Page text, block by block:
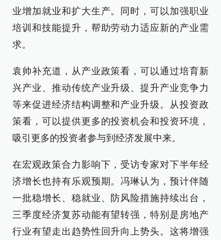
业增加就业和扩大生产。同时，可以加强职业
培训和技能提升，帮助劳动力适应新的产业需
求。
袁帅补充道，从产业政策看，可以通过培育新
兴产业、推动传统产业升级、提升产业竞争力
等来促进经济结构调整和产业升级。从投资政
策看，可以提供更多的投资机会和投资环境，
吸引更多的投资者参与到经济发展中来。
在宏观政策合力影响下，受访专家对下半年经
济增长也持有乐观预期。冯琳认为，预计伴随
一批稳增长、稳就业、防风险措施持续出台，
三季度经济复苏动能有望转强，特别是房地产
行业有望走出趋势性回升向上势头。这将增强